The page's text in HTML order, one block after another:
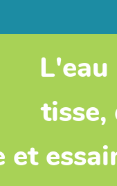
tisse,
et